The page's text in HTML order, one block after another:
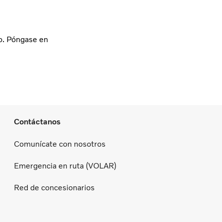
Póngase en
Contáctanos
Comunícate con nosotros
Emergencia en ruta (VOLAR)
Red de concesionarios